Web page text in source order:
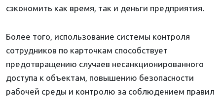
сэкономить как время, так и деньги предприятия.
Более того, использование системы контроля
сотрудников по карточкам способствует
предотвращению случаев несанкционированного
доступа к объектам, повышению безопасности
рабочей среды и контролю за соблюдением правил